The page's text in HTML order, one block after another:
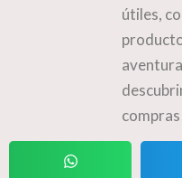
útiles,